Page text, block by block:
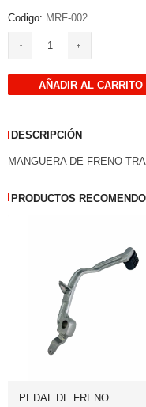
Codigo: MRF-002
AÑADIR AL CARRITO
DESCRIPCIÓN
MANGUERA DE FRENO
PRODUCTOS